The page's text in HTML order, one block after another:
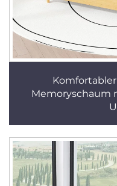
Memoryschaum